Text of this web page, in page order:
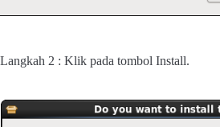
Langkah 2 : Klik pada tombol Install.